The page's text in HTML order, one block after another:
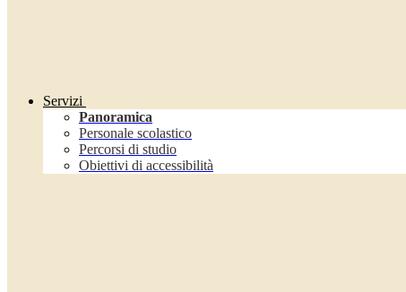
Servizi
Panoramica
Personale scolastico
Percorsi di studio
Obiettivi di accessibilità